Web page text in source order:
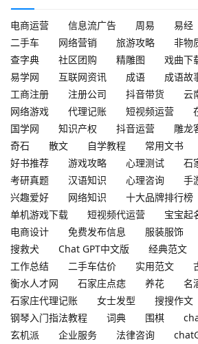
电商运营 信息流广告 周易 易经
二手车
网络营销 旅游攻略
非物
查字典
社区团购 精雕图 戏曲下
易学网
互联网资讯 成语 成语故
工商注册
注册公司 抖音带货
云
网络游戏
代理记账 短视频运营
国学网
知识产权 抖音运营 雕龙
奇石
散文 自学教程 常用文书
好书推荐
游戏攻略 心理测试
石
考研真题
汉语知识 心理咨询
手
兴趣爱好
网络知识 十大品牌排行榜
单机游戏下载
短视频代运营 宝宝起
电商设计
免费发布信息 服装服饰
搜救犬
Chat GPT中文版 经典范文
工作总结
二手车估价 实用范文
衡水人才网
石家庄点痣 养花
名
石家庄代理记账
女士发型 搜搜作文
钢琴入门指法教程
词典 围棋
玄机派
企业服务 法律咨询